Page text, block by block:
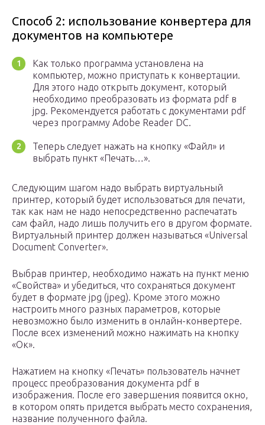
Способ 2: использование конвертера для
документов на компьютере
Как только программа установлена на
компьютер, можно приступать к конвертации.
Для этого надо открыть документ, который
необходимо преобразовать из формата pdf в
jpg. Рекомендуется работать с документами pdf
через программу Adobe Reader DC.
Теперь следует нажать на кнопку «Файл» и
выбрать пункт «Печать…».
Следующим шагом надо выбрать виртуальный
принтер, который будет использоваться для печати,
так как нам не надо непосредственно распечатать
сам файл, надо лишь получить его в другом формате.
Виртуальный принтер должен называться «Universal
Document Converter».
Выбрав принтер, необходимо нажать на пункт меню
«Свойства» и убедиться, что сохраняться документ
будет в формате jpg (jpeg). Кроме этого можно
настроить много разных параметров, которые
невозможно было изменить в онлайн-конвертере.
После всех изменений можно нажимать на кнопку
«Ок».
Нажатием на кнопку «Печать» пользователь начнет
процесс преобразования документа pdf в
изображения. После его завершения появится окно,
в котором опять придется выбрать место сохранения,
название полученного файла.